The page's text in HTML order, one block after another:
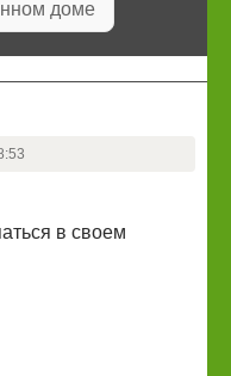
доме
в своем